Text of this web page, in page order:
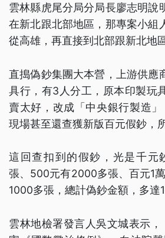
雲林縣虎尾分局分局長廖志明說
在新北跟北部地區，那專案小組
從高雄，再直接到北部跟新北地
直搗偽鈔集團大本營，上游供應
具行，有3人分工，原本印製玩
賣太好，改成「中央銀行製造」
現場甚至還查獲新版百元假鈔，
這回查扣到的假鈔，光是千元
張、500元有2000多張、百元1
1000多張，總計偽鈔金額，多達
雲林地檢署發言人吳文城表示